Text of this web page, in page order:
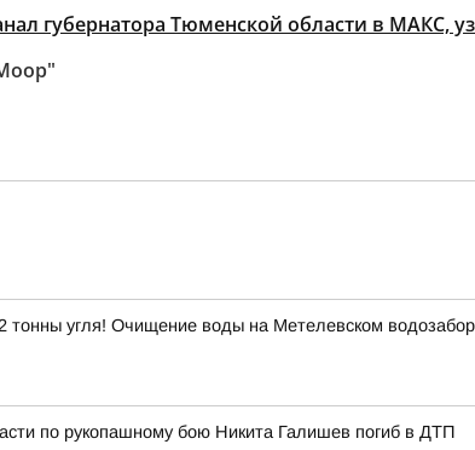
губернатора Тюменской области в МАКС,
тонны угля! Очищение воды на Метелевском
по рукопашному бою Никита Галишев погиб в ДТП